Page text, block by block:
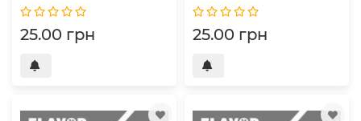
25.00 грн 25.00 грн